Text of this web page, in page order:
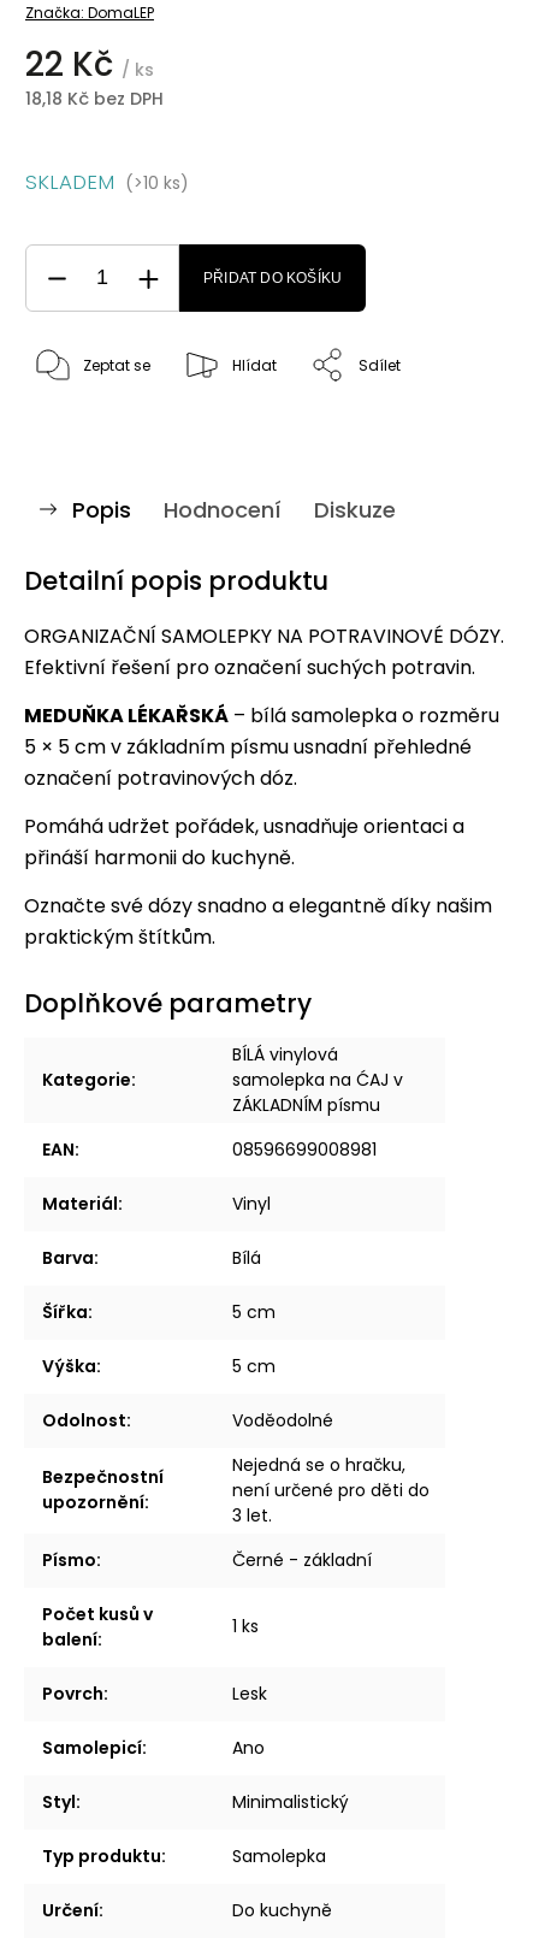
Značka: DomaLEP
22 Kč / ks
18,18 Kč bez DPH
SKLADEM (>10 ks)
PŘIDAT DO KOŠÍKU
Zeptat se Hlídat Sdílet
Popis Hodnocení Diskuze
Detailní popis produktu
ORGANIZAČNÍ SAMOLEPKY NA POTRAVINOVÉ DÓZY.
Efektivní řešení pro označení suchých potravin.
MEDUŇKA LÉKAŘSKÁ – bílá samolepka o rozměru
5 × 5 cm v základním písmu usnadní přehledné
označení potravinových dóz.
Pomáhá udržet pořádek, usnadňuje orientaci a
přináší harmonii do kuchyně.
Označte své dózy snadno a elegantně díky našim
praktickým štítkům.
Doplňkové parametry
Kategorie:
BÍLÁ vinylová
samolepka na ĆAJ v
ZÁKLADNÍM písmu
EAN: 08596699008981
Materiál: Vinyl
Barva: Bílá
Šířka: 5 cm
Výška: 5 cm
Odolnost: Voděodolné
Bezpečnostní
upozornění:
Nejedná se o hračku,
není určené pro děti do
3 let.
Písmo: Černé - základní
Počet kusů v
balení:
1 ks
Povrch: Lesk
Samolepicí: Ano
Styl: Minimalistický
Typ produktu: Samolepka
Určení: Do kuchyně